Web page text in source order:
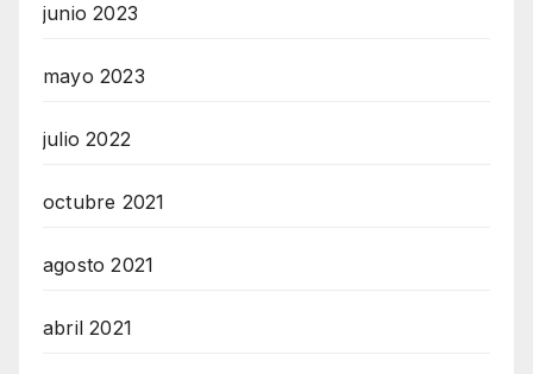
junio 2023
mayo 2023
julio 2022
octubre 2021
agosto 2021
abril 2021